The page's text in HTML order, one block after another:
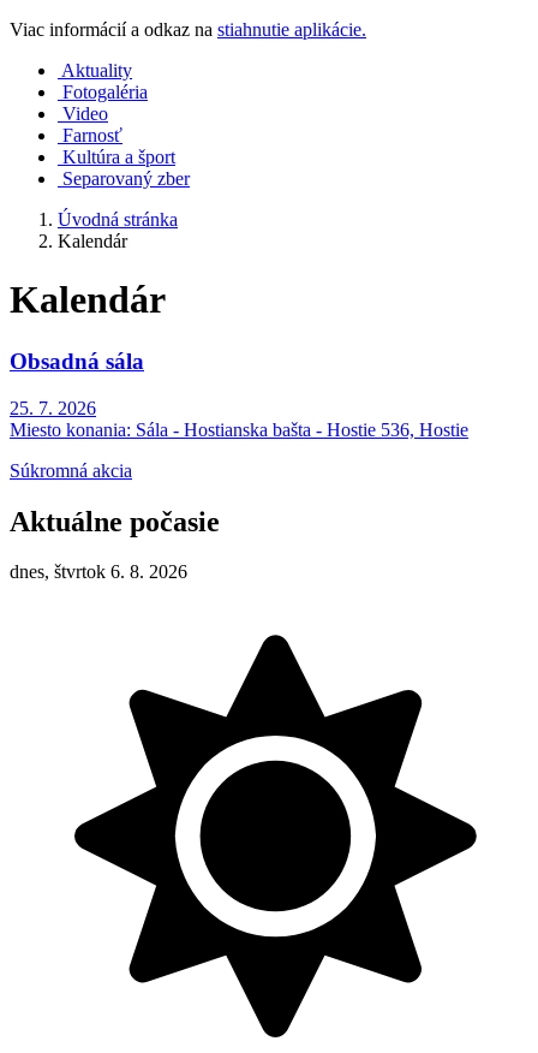
Viac informácií a odkaz na stiahnutie aplikácie.
Aktuality
Fotogaléria
Video
Farnosť
Kultúra a šport
Separovaný zber
Úvodná stránka
Kalendár
Kalendár
Obsadná sála
25. 7. 2026
Miesto konania: Sála - Hostianska bašta - Hostie 536, Hostie
Súkromná akcia
Aktuálne počasie
dnes, štvrtok 6. 8. 2026